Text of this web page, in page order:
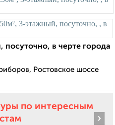
в черте города
Ростовское шоссе
по интересным
›